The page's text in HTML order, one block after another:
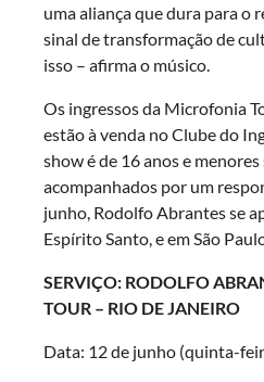
uma aliança que dura para o
sinal de transformação de
isso – afirma o músico.
Os ingressos da Microfonia
estão à venda no Clube do
show é de 16 anos e
acompanhados por um
junho, Rodolfo Abrantes se
Espírito Santo, e em São
SERVIÇO: RODOLFO
TOUR – RIO DE JANEIRO
Data: 12 de junho (quinta-